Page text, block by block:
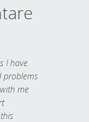
I have
problems
me